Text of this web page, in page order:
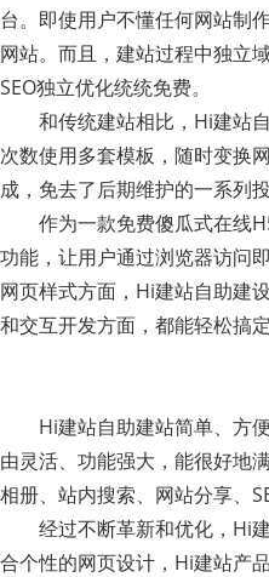
台。即使用户不懂任何网站制
网站。而且，建站过程中独立
SEO独立优化统统免费。
和传统建站相比，Hi建站自
次数使用多套模板，随时变换
成，免去了后期维护的一系列投
作为一款免费傻瓜式在线H5
功能，让用户通过浏览器访问
网页样式方面，Hi建站自助建
和交互开发方面，都能轻松搞定
Hi建站自助建站简单、方便
由灵活、功能强大，能很好地
相册、站内搜索、网站分享、
经过不断革新和优化，Hi建
合个性的网页设计，Hi建站产